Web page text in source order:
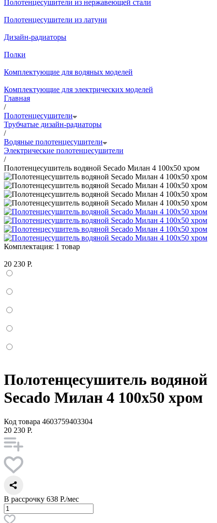
Полотенцесушители из нержавеющей стали
Полотенцесушители из латуни
Дизайн-радиаторы
Полки
Комплектующие для водяных моделей
Комплектующие для электрических моделей
Главная
/
Полотенцесушители
Трубчатые дизайн-радиаторы
/
Водяные полотенцесушители
Электрические полотенцесушители
/
Полотенцесушитель водяной Secado Милан 4 100x50 хром
Комплектация: 1 товар
20 230 Р.
Полотенцесушитель водяной
Secado Милан 4 100x50 хром
Код товара 4603759403304
20 230 Р.
В рассрочку 638 Р./мес